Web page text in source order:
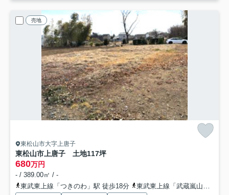
売地
東松山市大字上唐子
東松山市上唐子 土地117坪
680万円
- / 389.00㎡ / -
東武東上線「つきのわ」駅 徒歩18分
東武東上線「武蔵嵐山」駅 徒歩23分